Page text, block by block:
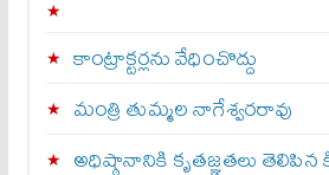
కాంట్రాక్టర్లను వేధించొద్దు
మంత్రి తుమ్మల నాగేశ్వరరావు
అధిష్ఠానానికి కృతజ్ఞతలు తెలిపిన